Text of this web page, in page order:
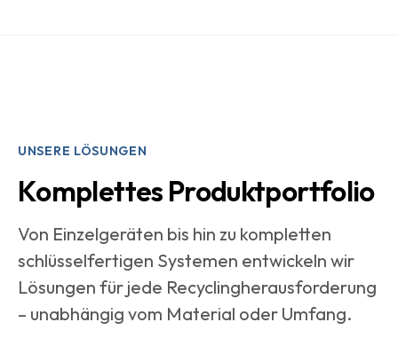
UNSERE LÖSUNGEN
Komplettes Produktportfolio
Von Einzelgeräten bis hin zu kompletten
schlüsselfertigen Systemen entwickeln wir
Lösungen für jede Recyclingherausforderung
– unabhängig vom Material oder Umfang.